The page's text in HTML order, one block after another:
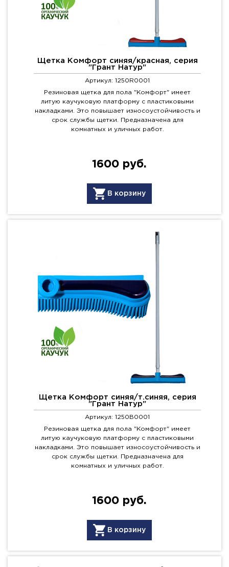
Щетка Комфорт синяя/красная, серия
"Грант Натур"
Артикул: 1250R0001
Резиновая щетка для пола "Комфорт" имеет
литую каучуковую платформу с пластиковыми
накладками. Это повышает износоустойчивость и
срок службы щетки. Предназначена для
комнатных и уличных работ.
1600 руб.
В корзину
Щетка Комфорт синяя/т.синяя, серия
"Грант Натур"
Артикул: 1250B0001
Резиновая щетка для пола "Комфорт" имеет
литую каучуковую платформу с пластиковыми
накладками. Это повышает износоустойчивость и
срок службы щетки. Предназначена для
комнатных и уличных работ.
1600 руб.
В корзину